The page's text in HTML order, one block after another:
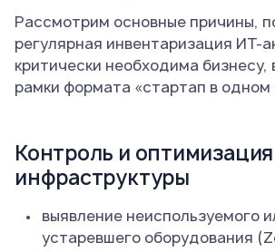
Рассмотрим основные причины,
регулярная инвентаризация ИТ-
критически необходима
рамки формата «стартап в одном
Контроль и
инфраструктуры
выявление неиспользуемого
устаревшего оборудования